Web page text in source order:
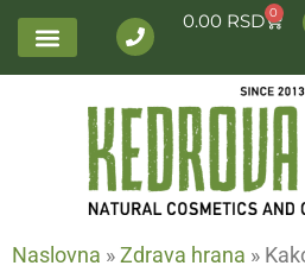
0.00 RSD 0
Naslovna »Zdrava hrana »